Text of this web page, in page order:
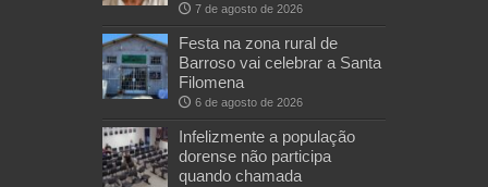
7 de agosto de 2026
Festa na zona rural de
Barroso vai celebrar a Santa
Filomena
6 de agosto de 2026
Infelizmente a população
dorense não participa
quando chamada